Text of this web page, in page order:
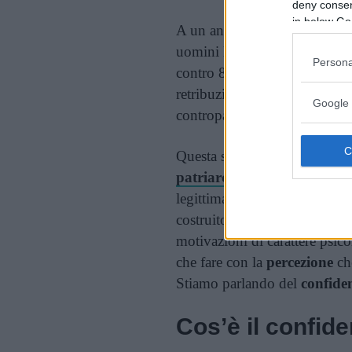
deny
in below
Google
A un anno dalla laurea,
uomini laureati nei corsi
contro 89,3%) e lo è anche la
retribuzione mensile netta
controparti femminili.
Questa situazione è
patriarcale
e alle
legittimare, ma al fianco di
costruito su misura e a
motivazioni di carattere
che fare con la percezione
Stiamo parlando del
Cos’è il